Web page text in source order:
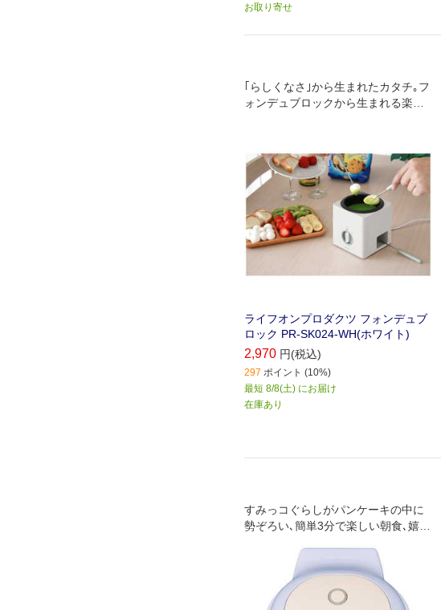
お取り寄せ
｢らしくなさ｣から生まれたカタチ｡フ
ォンデュブロックから生まれる楽し
ライフオンプロダクツ フォンデュブ
ロック PR-SK024-WH(ホワイト)
2,970 円(税込)
297 ポイント (10%)
最短 8/8(土) にお届け
在庫あり
すみっコぐらしがパンケーキの中に
勢ぞろい､簡単3分で楽しい朝食､嬉し